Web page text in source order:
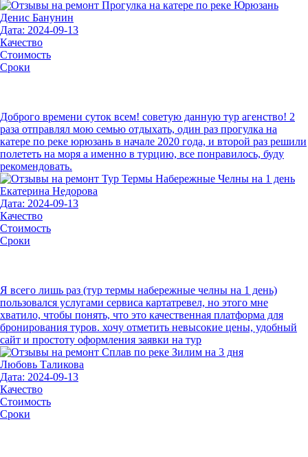
Денис Банунин
Дата: 2024-09-13
Качество
Стоимость
Сроки
Доброго времени суток всем! советую данную тур агенство! 2
раза отправлял мою семью отдыхать, один раз прогулка на
катере по реке юрюзань в начале 2020 года, и второй раз решили
полететь на моря а именно в турцию, все понравилось, буду
рекомендовать.
Екатерина Недорова
Дата: 2024-09-13
Качество
Стоимость
Сроки
Я всего лишь раз (тур термы набережные челны на 1 день)
пользовался услугами сервиса картатревел, но этого мне
хватило, чтобы понять, что это качественная платформа для
бронирования туров. хочу отметить невысокие цены, удобный
сайт и простоту оформления заявки на тур
Любовь Таликова
Дата: 2024-09-13
Качество
Стоимость
Сроки